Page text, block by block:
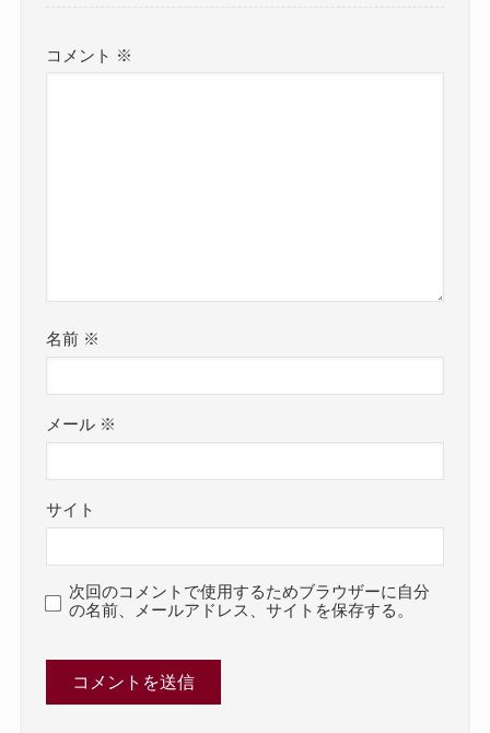
コメント ※
名前 ※
メール ※
サイト
次回のコメントで使用するためブラウザーに自分
の名前、メールアドレス、サイトを保存する。